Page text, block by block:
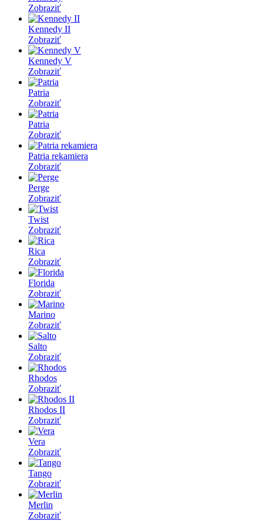
Zobraziť
Kennedy II
Zobraziť
Kennedy V
Zobraziť
Patria
Zobraziť
Patria
Zobraziť
Patria rekamiera
Zobraziť
Perge
Zobraziť
Twist
Zobraziť
Rica
Zobraziť
Florida
Zobraziť
Marino
Zobraziť
Salto
Zobraziť
Rhodos
Zobraziť
Rhodos II
Zobraziť
Vera
Zobraziť
Tango
Zobraziť
Merlin
Zobraziť